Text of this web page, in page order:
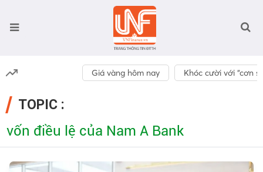
Giá vàng hôm nay Khóc cười với “cơn
TOPIC :
vốn điều lệ của Nam A Bank